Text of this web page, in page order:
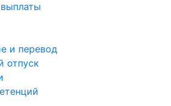
и перевод
отпуск